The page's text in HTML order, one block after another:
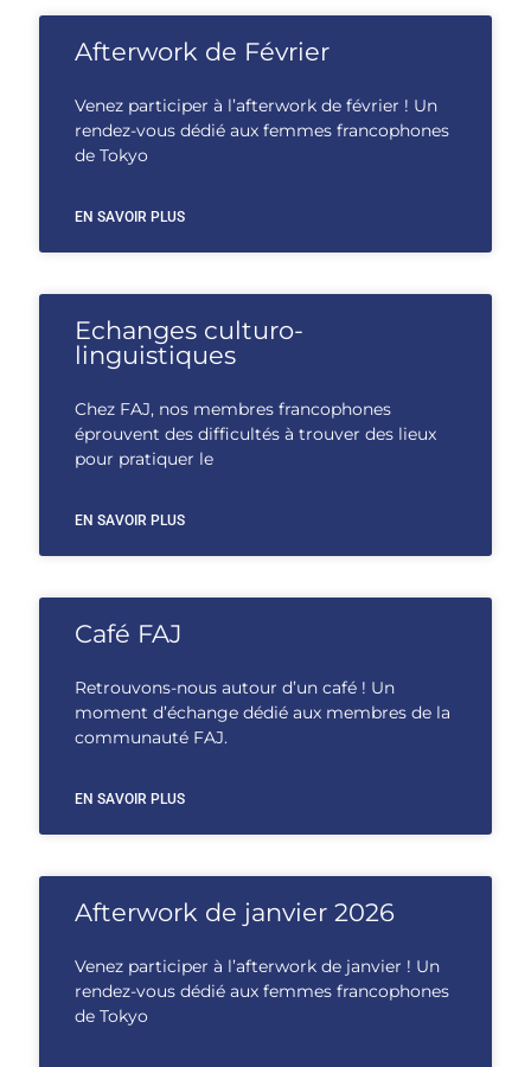
Afterwork de Février
Venez participer à l’afterwork de février ! Un
rendez-vous dédié aux femmes francophones
de Tokyo
EN SAVOIR PLUS
Echanges culturo-
linguistiques
Chez FAJ, nos membres francophones
éprouvent des difficultés à trouver des lieux
pour pratiquer le
EN SAVOIR PLUS
Café FAJ
Retrouvons-nous autour d’un café ! Un
moment d’échange dédié aux membres de la
communauté FAJ.
EN SAVOIR PLUS
Afterwork de janvier 2026
Venez participer à l’afterwork de janvier ! Un
rendez-vous dédié aux femmes francophones
de Tokyo